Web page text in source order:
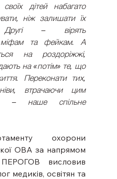
дітей набагато
ніж залишати їх
– вірять
міфам та фейкам. А
на роздоріжжі,
на «потім» те, що
Переконати тих,
втрачаючи цим
– наше спільне
охорони
ОВА за напрямом
ПЕРОГОВ висловив
медиків, освітян та